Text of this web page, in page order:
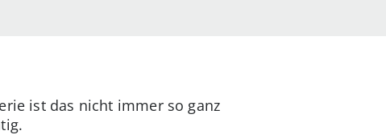
ist das nicht immer so ganz